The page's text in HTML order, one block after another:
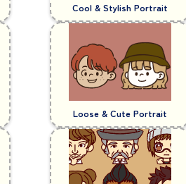
Cool & Stylish Portrait
Loose & Cute Portrait